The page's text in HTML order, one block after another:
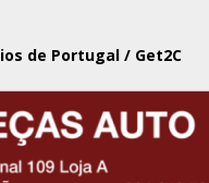
de Portugal / Get2C